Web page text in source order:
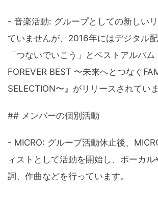
- 音楽活動: グループとしての新しい
ていませんが、2016年にはデジタル
「つないでいこう」とベストアルバ
FOREVER BEST 〜未来へとつなぐ
SELECTION〜』がリリースされていま
## メンバーの個別活動
- MICRO: グループ活動休止後、
ィストとして活動を開始し、ボーカ
詞、作曲などを行っています。